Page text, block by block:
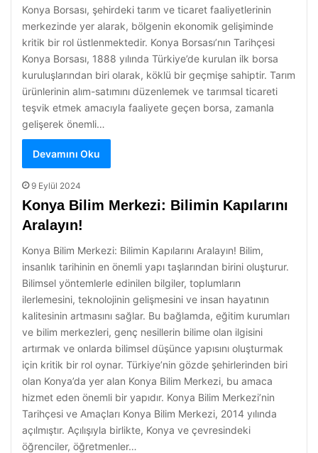
Konya Borsası, şehirdeki tarım ve ticaret faaliyetlerinin
merkezinde yer alarak, bölgenin ekonomik gelişiminde
kritik bir rol üstlenmektedir. Konya Borsası’nın Tarihçesi
Konya Borsası, 1888 yılında Türkiye’de kurulan ilk borsa
kuruluşlarından biri olarak, köklü bir geçmişe sahiptir. Tarım
ürünlerinin alım-satımını düzenlemek ve tarımsal ticareti
teşvik etmek amacıyla faaliyete geçen borsa, zamanla
gelişerek önemli…
Devamını Oku
9 Eylül 2024
Konya Bilim Merkezi: Bilimin Kapılarını
Aralayın!
Konya Bilim Merkezi: Bilimin Kapılarını Aralayın! Bilim,
insanlık tarihinin en önemli yapı taşlarından birini oluşturur.
Bilimsel yöntemlerle edinilen bilgiler, toplumların
ilerlemesini, teknolojinin gelişmesini ve insan hayatının
kalitesinin artmasını sağlar. Bu bağlamda, eğitim kurumları
ve bilim merkezleri, genç nesillerin bilime olan ilgisini
artırmak ve onlarda bilimsel düşünce yapısını oluşturmak
için kritik bir rol oynar. Türkiye’nin gözde şehirlerinden biri
olan Konya’da yer alan Konya Bilim Merkezi, bu amaca
hizmet eden önemli bir yapıdır. Konya Bilim Merkezi’nin
Tarihçesi ve Amaçları Konya Bilim Merkezi, 2014 yılında
açılmıştır. Açılışıyla birlikte, Konya ve çevresindeki
öğrenciler, öğretmenler…